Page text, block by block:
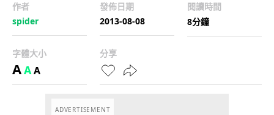
作者
spider
發佈日期
2013-08-08
閱讀時間
8分鐘
字體大小
AAA
分享
ADVERTISEMENT